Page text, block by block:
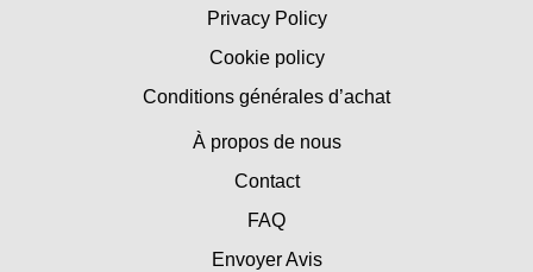
Privacy Policy
Cookie policy
Conditions générales d’achat
À propos de nous
Contact
FAQ
Envoyer Avis